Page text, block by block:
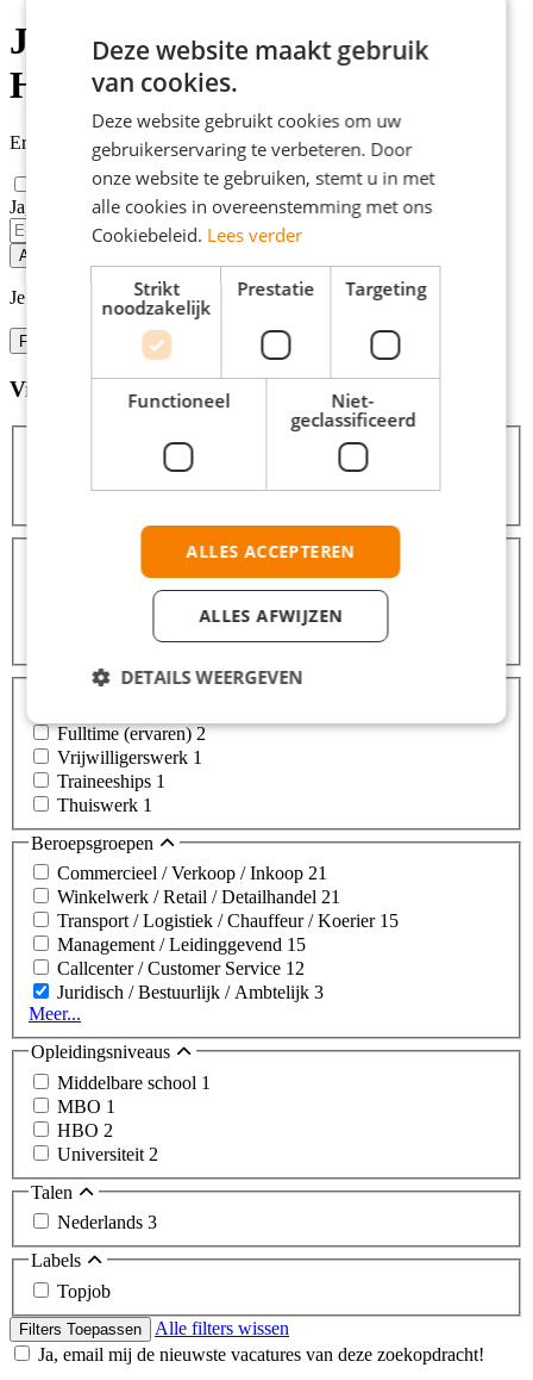
Juridische vacatures Den
Helder
Er zijn juridische vacatures in Den Helder gevonden.
Ja, email mij de nieuwste vacatures van deze zoekopdracht!
Alert opslaan
Je kunt vacature-alerts op elk moment uitzetten.
Filters
Vind hier de baan die bij jou past Filters
Binnen 10 km
Binnen 25 km3
Binnen 100 km6
Dienstverbanden
Fulltime (ervaren)2
Vrijwilligerswerk 1
Traineeships 1
Thuiswerk 1
Beroepsgroepen
Commercieel / Verkoop / Inkoop 21
Winkelwerk / Retail / Detailhandel 21
Transport / Logistiek / Chauffeur / Koerier 15
Management / Leidinggevend 15
Callcenter / Customer Service 12
Juridisch / Bestuurlijk / Ambtelijk 3
Meer...
Opleidingsniveaus
Middelbare school 1
MBO 1
HBO 2
Universiteit 2
Talen
Nederlands 3
Labels
Topjob
Filters Toepassen
Alle filters wissen
Ja, email mij de nieuwste vacatures van deze zoekopdracht!
Deze website maakt gebruik
van cookies.
Deze website gebruikt cookies om uw
gebruikerservaring te verbeteren. Door
onze website te gebruiken, stemt u in met
alle cookies in overeenstemming met ons
Cookiebeleid. Lees verder
Strikt
noodzakelijk
Prestatie Targeting
Functioneel
Niet-
geclassificeerd
ALLES ACCEPTEREN
ALLES AFWIJZEN
DETAILS WEERGEVEN